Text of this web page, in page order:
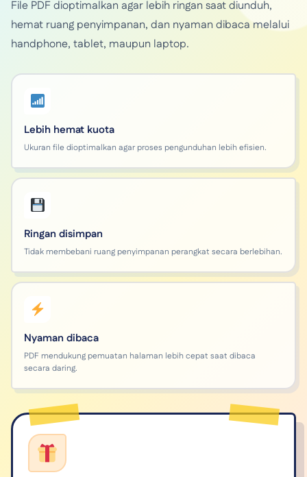
File PDF dioptimalkan agar lebih ringan saat diunduh,
hemat ruang penyimpanan, dan nyaman dibaca melalui
handphone, tablet, maupun laptop.
Lebih hemat kuota
Ukuran file dioptimalkan agar proses pengunduhan lebih efisien.
Ringan disimpan
Tidak membebani ruang penyimpanan perangkat secara berlebihan.
Nyaman dibaca
PDF mendukung pemuatan halaman lebih cepat saat dibaca
secara daring.